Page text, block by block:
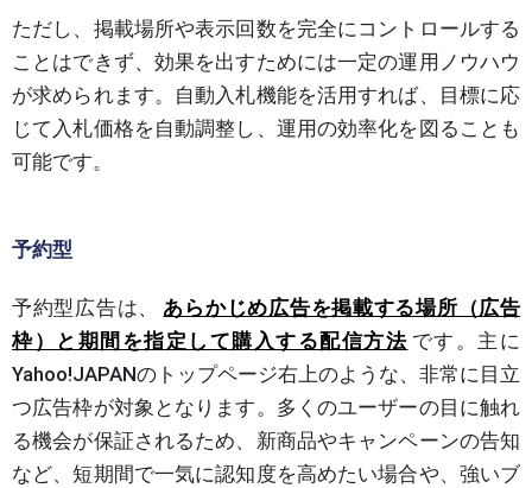
ただし、掲載場所や表示回数を完全にコントロールする
ことはできず、効果を出すためには一定の運用ノウハウ
が求められます。自動入札機能を活用すれば、目標に応
じて入札価格を自動調整し、運用の効率化を図ることも
可能です。
予約型
予約型広告は、
あらかじめ広告を掲載する場所（広告
枠）と期間を指定して購入する配信方法 です。主に
Yahoo!JAPANのトップページ右上のような、非常に目立
つ広告枠が対象となります。多くのユーザーの目に触れ
る機会が保証されるため、新商品やキャンペーンの告知
など、短期間で一気に認知度を高めたい場合や、強いブ